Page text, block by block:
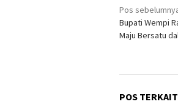
pos
Pos
Bupati Wempi
Maju Bersatu
POS TERKAIT